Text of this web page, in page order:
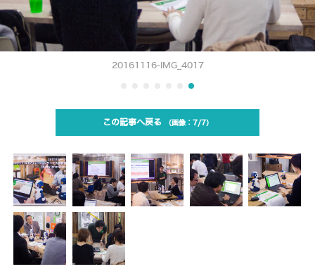
20161116-IMG_4017
この記事へ戻る 7/7